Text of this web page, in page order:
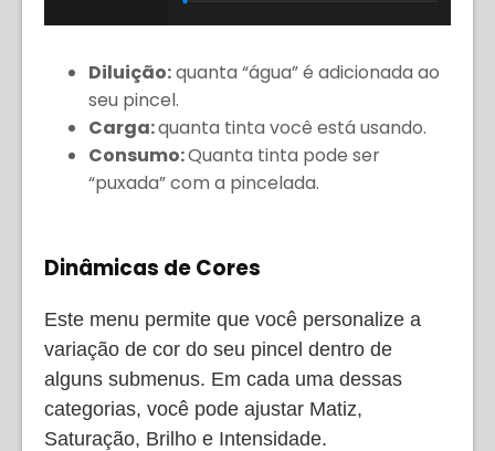
Diluição:quanta “água” é adicionada ao
seu pincel.
Carga:quanta tinta você está usando.
Consumo:Quanta tinta pode ser
“puxada” com a pincelada.
Dinâmicas de Cores
Este menu permite que você personalize a
variação de cor do seu pincel dentro de
alguns submenus. Em cada uma dessas
categorias, você pode ajustar Matiz,
Saturação, Brilho e Intensidade.